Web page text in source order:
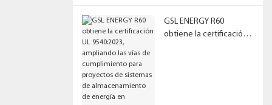
GSL ENERGY R60
obtiene la certificación